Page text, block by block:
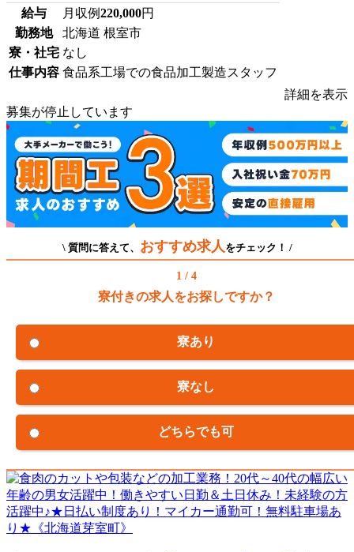
給与 月収例220,000円
勤務地
北海道 根室市
寮・社宅 なし
仕事内容 食品系工場での食品加工製造スタッフ
詳細を表示
募集が停止しています
\ 質問に答えて、 おすすめ求人 をチェック！ /
1 / 4
寮付きの求人をお探しですか？
寮あり
寮なし
どちらでも可